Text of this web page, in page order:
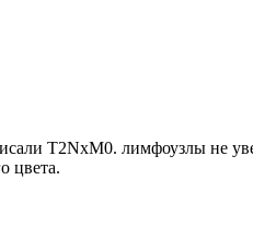
T2NхM0. лимфоузлы не
цвета.